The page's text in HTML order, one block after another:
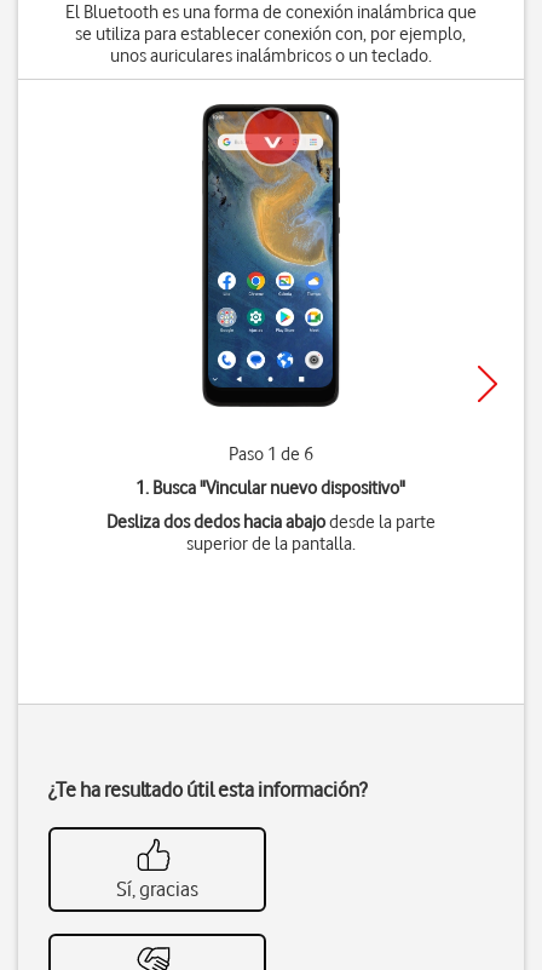
El Bluetooth es una forma de conexión inalámbrica que
se utiliza para establecer conexión con, por ejemplo,
unos auriculares inalámbricos o un teclado.
Paso 1 de 6
1. Busca "Vincular nuevo dispositivo"
Desliza dos dedos hacia abajodesde la parte
superior de la pantalla.
¿Te ha resultado útil esta información?
Sí, gracias